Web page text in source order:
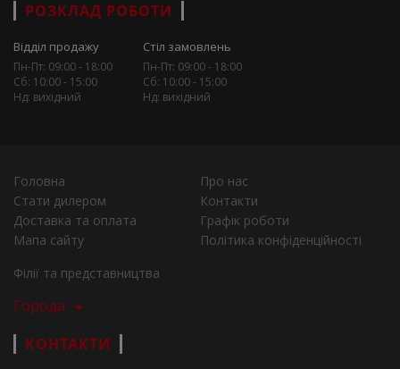
РОЗКЛАД РОБОТИ
Відділ продажу
Пн-Пт: 09:00 - 18:00
Сб: 10:00 - 15:00
Нд: вихідний
Стіл замовлень
Пн-Пт: 09:00 - 18:00
Сб: 10:00 - 15:00
Нд: вихідний
Головна
Про нас
Стати дилером
Контакти
Доставка та оплата
Графік роботи
Мапа сайту
Політика конфіденційності
Філії та представництва
Города
КОНТАКТИ